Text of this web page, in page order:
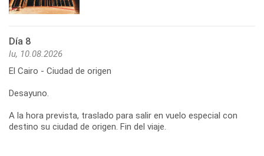
Día 8
lu, 10.08.2026
El Cairo - Ciudad de origen
Desayuno.
A la hora prevista, traslado para salir en vuelo especial con
destino su ciudad de origen. Fin del viaje.